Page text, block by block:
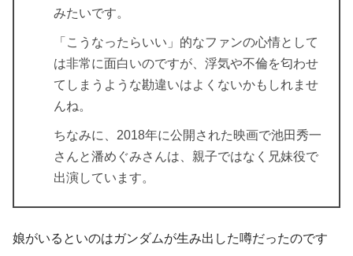
みたいです。
「こうなったらいい」的なファンの心情として
は非常に面白いのですが、浮気や不倫を匂わせ
てしまうような勘違いはよくないかもしれませ
んね。
ちなみに、2018年に公開された映画で池田秀一
さんと潘めぐみさんは、親子ではなく兄妹役で
出演しています。
娘がいるといのはガンダムが生み出した噂だったのです